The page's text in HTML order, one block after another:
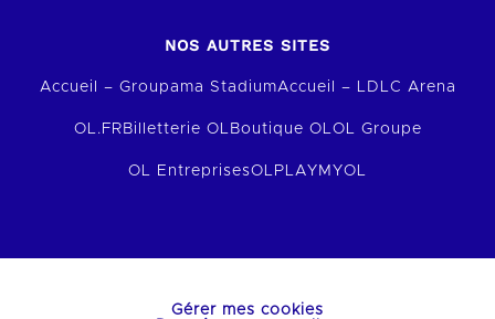
NOS AUTRES SITES
Accueil – Groupama StadiumAccueil – LDLC Arena
OL.FR Billetterie OL Boutique OLOL Groupe
OL EntreprisesOLPLAY MYOL
Gérer mes cookies